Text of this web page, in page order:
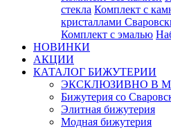
стекла Комплект с
кристаллами
Комплект с эмалью
НОВИНКИ
АКЦИИ
КАТАЛОГ БИЖУТЕРИИ
ЭКСКЛЮЗИВНО В
Бижутерия со
Элитная бижутерия
Модная бижутерия